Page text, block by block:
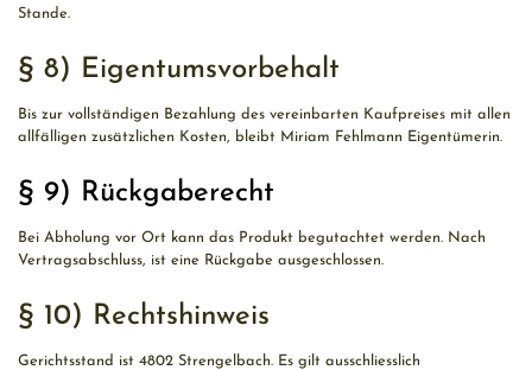
Stande.
§ 8) Eigentumsvorbehalt
Bis zur vollständigen Bezahlung des vereinbarten Kaufpreises mit allen
allfälligen zusätzlichen Kosten, bleibt Miriam Fehlmann Eigentümerin.
§ 9) Rückgaberecht
Bei Abholung vor Ort kann das Produkt begutachtet werden. Nach
Vertragsabschluss, ist eine Rückgabe ausgeschlossen.
§ 10) Rechtshinweis
Gerichtsstand ist 4802 Strengelbach. Es gilt ausschliesslich